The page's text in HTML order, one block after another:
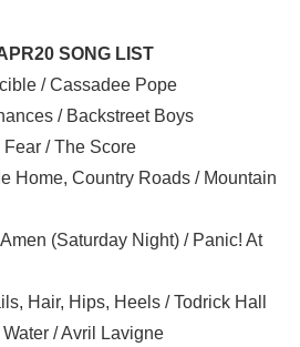
SONG LIST
/ Cassadee Pope
/ Backstreet Boys
/ The Score
Home, Country Roads / Mountain
(Saturday Night) / Panic! At
Hair, Hips, Heels / Todrick Hall
/ Avril Lavigne